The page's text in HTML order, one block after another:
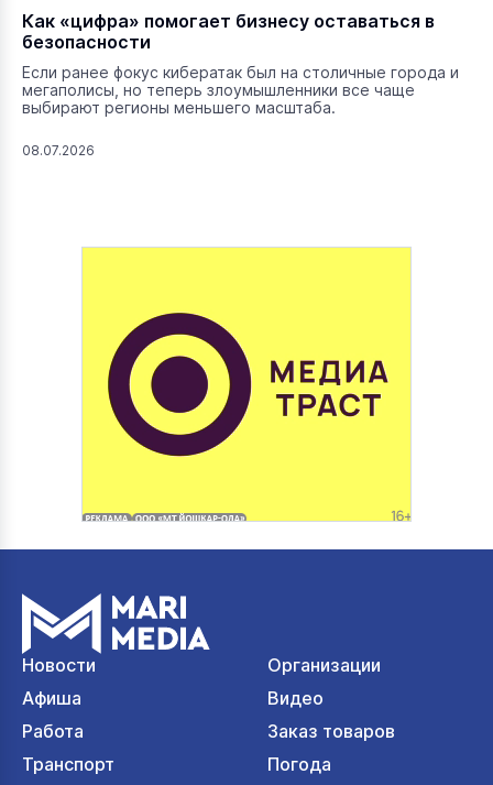
Как «цифра» помогает бизнесу оставаться в
безопасности
Если ранее фокус кибератак был на столичные города и
мегаполисы, но теперь злоумышленники все чаще
выбирают регионы меньшего масштаба.
08.07.2026
Новости
Организации
Афиша
Видео
Работа
Заказ товаров
Транспорт
Погода